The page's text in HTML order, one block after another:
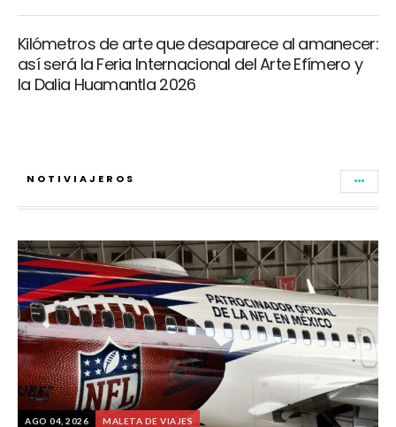
Kilómetros de arte que desaparece al amanecer:
así será la Feria Internacional del Arte Efímero y
la Dalia Huamantla 2026
NOTIVIAJEROS
AGO 04, 2026 MALETA DE VIAJES